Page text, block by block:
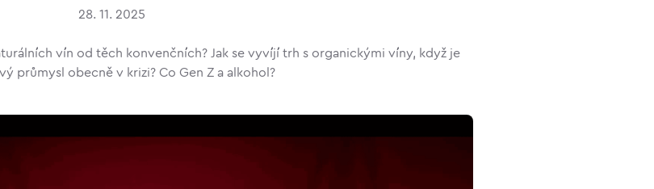
28. 11. 2025
vín od těch konvenčních? Jak se vyvíjí trh s organickými víny, když je
průmysl obecně v krizi? Co Gen Z a alkohol?